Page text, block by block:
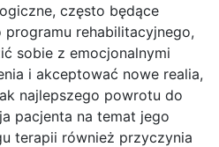
często będące
rehabilitacyjnego,
sobie z emocjonalnymi
i akceptować nowe realia,
najlepszego powrotu do
pacjenta na temat jego
terapii również przyczynia